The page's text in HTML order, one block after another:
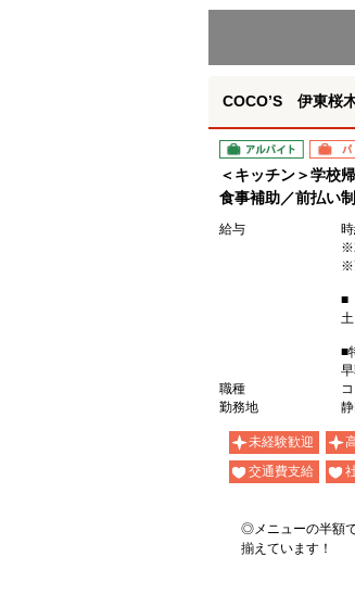
COCO’S 伊東桜
アルバイト パート
＜キッチン＞学校
食事補助／前払い
給与
※
■
■
職種
勤務地
未経験歓迎
交通費支給
◎メニューの半額
揃えています！